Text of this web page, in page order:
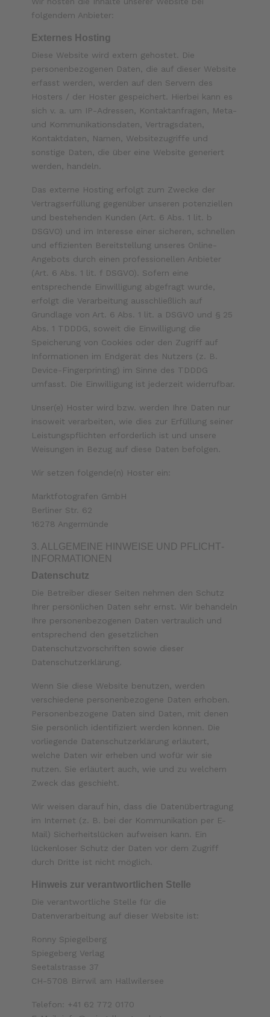
folgendem Anbieter:
Externes Hosting
Diese Website wird extern gehostet. Die
personenbezogenen Daten, die auf dieser Website
erfasst werden, werden auf den Servern des
Hosters / der Hoster gespeichert. Hierbei kann es
sich v. a. um IP-Adressen, Kontaktanfragen, Meta-
und Kommunikationsdaten, Vertragsdaten,
Kontaktdaten, Namen, Websitezugriffe und
sonstige Daten, die über eine Website generiert
werden, handeln.
Das externe Hosting erfolgt zum Zwecke der
Vertragserfüllung gegenüber unseren potenziellen
und bestehenden Kunden (Art. 6 Abs. 1 lit. b
DSGVO) und im Interesse einer sicheren, schnellen
und effizienten Bereitstellung unseres Online-
Angebots durch einen professionellen Anbieter
(Art. 6 Abs. 1 lit. f DSGVO). Sofern eine
entsprechende Einwilligung abgefragt wurde,
erfolgt die Verarbeitung ausschließlich auf
Grundlage von Art. 6 Abs. 1 lit. a DSGVO und § 25
Abs. 1 TDDDG, soweit die Einwilligung die
Speicherung von Cookies oder den Zugriff auf
Informationen im Endgerät des Nutzers (z. B.
Device-Fingerprinting) im Sinne des TDDDG
umfasst. Die Einwilligung ist jederzeit widerrufbar.
Unser(e) Hoster wird bzw. werden Ihre Daten nur
insoweit verarbeiten, wie dies zur Erfüllung seiner
Leistungspflichten erforderlich ist und unsere
Weisungen in Bezug auf diese Daten befolgen.
Wir setzen folgende(n) Hoster ein:
Marktfotografen GmbH
Berliner Str. 62
16278 Angermünde
3. ALLGEMEINE HINWEISE UND PFLICHT­
INFORMATIONEN
Datenschutz
Die Betreiber dieser Seiten nehmen den Schutz
Ihrer persönlichen Daten sehr ernst. Wir behandeln
Ihre personenbezogenen Daten vertraulich und
entsprechend den gesetzlichen
Datenschutzvorschriften sowie dieser
Datenschutzerklärung.
Wenn Sie diese Website benutzen, werden
verschiedene personenbezogene Daten erhoben.
Personenbezogene Daten sind Daten, mit denen
Sie persönlich identifiziert werden können. Die
vorliegende Datenschutzerklärung erläutert,
welche Daten wir erheben und wofür wir sie
nutzen. Sie erläutert auch, wie und zu welchem
Zweck das geschieht.
Wir weisen darauf hin, dass die Datenübertragung
im Internet (z. B. bei der Kommunikation per E-
Mail) Sicherheitslücken aufweisen kann. Ein
lückenloser Schutz der Daten vor dem Zugriff
durch Dritte ist nicht möglich.
Hinweis zur verantwortlichen Stelle
Die verantwortliche Stelle für die
Datenverarbeitung auf dieser Website ist:
Ronny Spiegelberg
Spiegeberg Verlag
Seetalstrasse 37
CH-5708 Birrwil am Hallwilersee
Telefon: +41 62 772 0170